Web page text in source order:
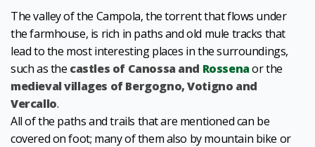
The valley of the Campola, the torrent that flows under
the farmhouse, is rich in paths and old mule tracks that
lead to the most interesting places in the surroundings,
such as the castles of Canossa and Rossenaor the
medieval villages of Bergogno, Votigno and
Vercallo.
All of the paths and trails that are mentioned can be
covered on foot; many of them also by mountain bike or